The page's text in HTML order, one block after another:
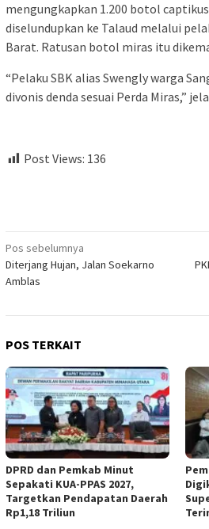
mengungkapkan 1.200 botol
diselundupkan ke Talaud melalui
Barat. Ratusan botol miras itu
“Pelaku SBK alias Swengly warga
divonis denda sesuai Perda Miras,”
Post Views: 136
Navigasi
pos
Pos sebelumnya
Diterjang Hujan, Jalan Soekarno
Amblas
POS TERKAIT
DPRD dan Pemkab Minut
Sepakati KUA-PPAS 2027,
Targetkan Pendapatan Daerah
Rp1,18 Triliun